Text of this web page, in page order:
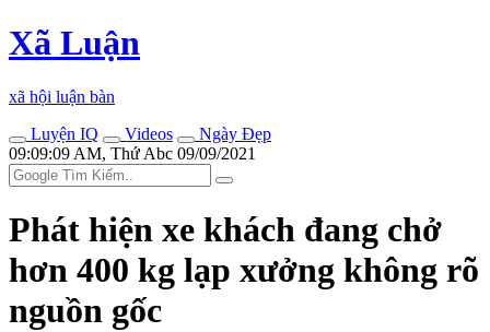
Xã Luận
xã hội luận bàn
Luyện IQ
Videos
Ngày Đẹp
09:09:09 AM, Thứ Abc 09/09/2021
Phát hiện xe khách đang chở
hơn 400 kg lạp xưởng không rõ
nguồn gốc